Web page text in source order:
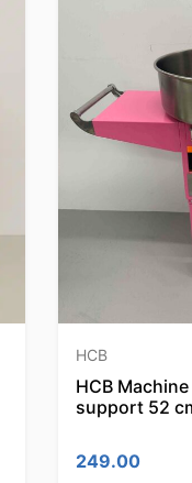
HCB
HCB
support 52
249.00